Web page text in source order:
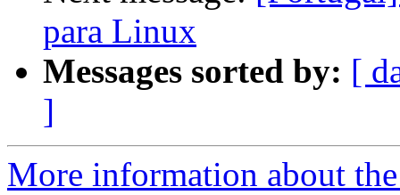
para Linux
Messages sorted by: [
]
More information about